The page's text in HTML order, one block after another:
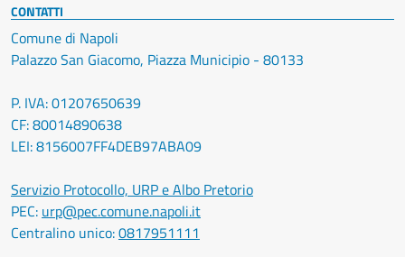
CONTATTI
Comune di Napoli
Palazzo San Giacomo, Piazza Municipio - 80133
P. IVA: 01207650639
CF: 80014890638
LEI: 8156007FF4DEB97ABA09
Servizio Protocollo, URP e Albo Pretorio
PEC: urp@pec.comune.napoli.it
Centralino unico:0817951111